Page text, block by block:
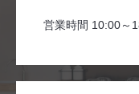
営業時間 10:00～